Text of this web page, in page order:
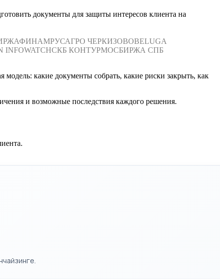
документы для защиты интересов клиента на
ФИНАМРУСАГРО ЧЕРКИЗОВОBELUGA
INFOWATCHСКБ КОНТУРМОСБИРЖА СПБ
какие документы собрать, какие риски закрыть, как
и возможные последствия каждого решения.